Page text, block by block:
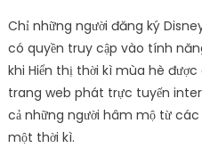
Chỉ những người đăng ký
có quyền truy cập vào tính
khi Hiển thị thời kì mùa hè
trang web phát trực tuyến
cả những người hâm mộ từ
một thời kì.